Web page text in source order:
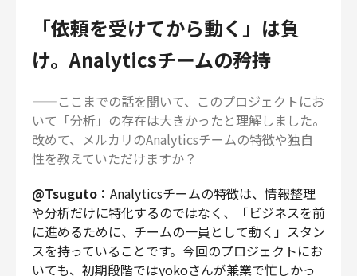
「依頼を受けてから動く」は負
け。Analyticsチームの矜持
——ここまでの話を聞いて、このプロジェクトにお
いて「分析」の存在は大きかったと理解しました。
改めて、メルカリのAnalyticsチームの特徴や独自
性を教えていただけますか？
@Tsuguto： Analyticsチームの特徴は、情報整理
や分析だけに特化するのではなく、「ビジネスを前
に進めるために、チームの一員として動く」スタン
スを持っていることです。今回のプロジェクトにお
いても、初期段階ではyokoさんが兼業で忙しかっ